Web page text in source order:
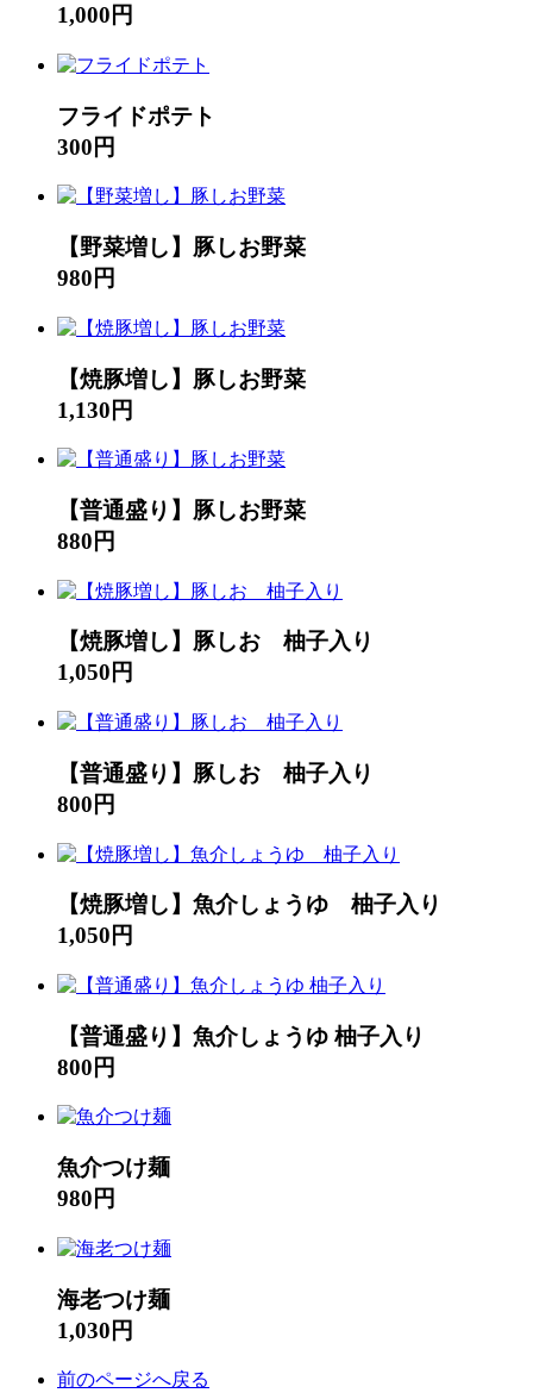
1,000円
フライドポテト
300円
【野菜増し】豚しお野菜
980円
【焼豚増し】豚しお野菜
1,130円
【普通盛り】豚しお野菜
880円
【焼豚増し】豚しお 柚子入り
1,050円
【普通盛り】豚しお 柚子入り
800円
【焼豚増し】魚介しょうゆ 柚子入り
1,050円
【普通盛り】魚介しょうゆ 柚子入り
800円
魚介つけ麺
980円
海老つけ麺
1,030円
前のページへ戻る